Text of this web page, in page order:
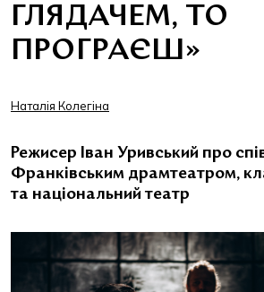
ГЛЯДАЧЕМ, ТО
ПРОГРАЄШ»
Наталія Колегіна
Режисер Іван Уривський про
Франківським драмтеатром,
та національний театр